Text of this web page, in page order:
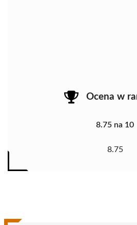
Ocena w
8.75 na 10
8.75